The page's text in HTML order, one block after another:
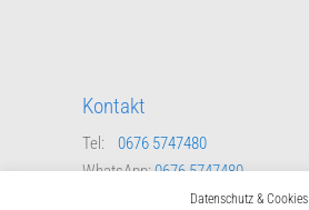
Kontakt
Tel: 0676 5747480
WhatsApp:0676 5747480
schriftfuehrer@ert-steyregg.at
Datenschutz & Cookies